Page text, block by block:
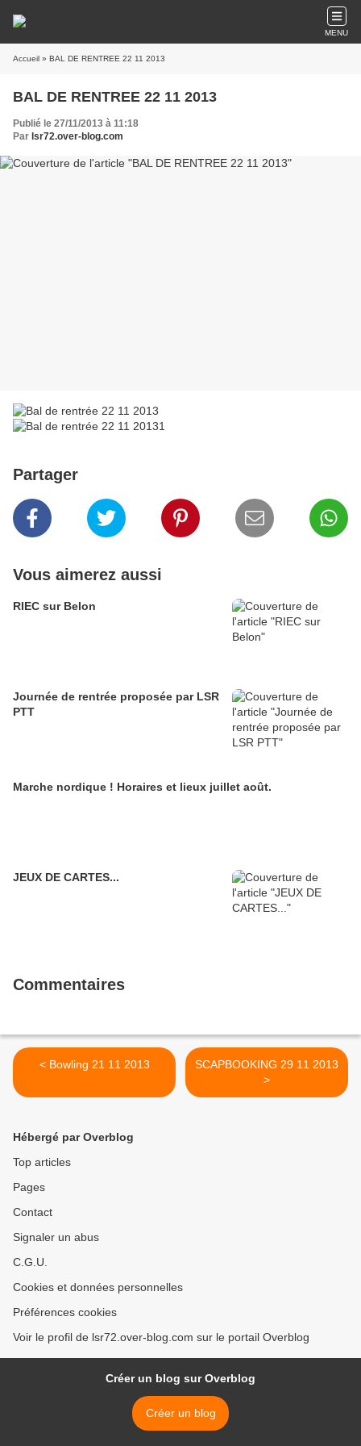
MENU
Accueil » BAL DE RENTREE 22 11 2013
BAL DE RENTREE 22 11 2013
Publié le 27/11/2013 à 11:18
Par lsr72.over-blog.com
Partager
Vous aimerez aussi
RIEC sur Belon
Journée de rentrée proposée par LSR
PTT
Marche nordique ! Horaires et lieux juillet août.
JEUX DE CARTES...
Commentaires
< Bowling 21 11 2013
SCAPBOOKING 29 11 2013
>
Hébergé par Overblog
Top articles
Pages
Contact
Signaler un abus
C.G.U.
Cookies et données personnelles
Préférences cookies
Voir le profil de lsr72.over-blog.com sur le portail Overblog
Créer un blog sur Overblog
Créer un blog